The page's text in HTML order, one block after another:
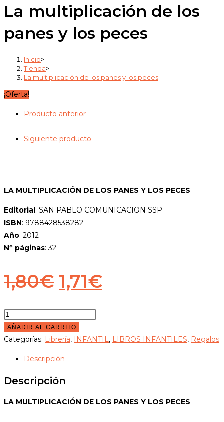
los
panes
y
los
peces
cantidad
La multiplicación de los
panes y los peces
Inicio>
Tienda>
La multiplicación de los panes y los peces
¡Oferta!
Producto anterior
Siguiente producto
LA MULTIPLICACIÓN DE LOS PANES Y LOS PECES
Editorial: SAN PABLO COMUNICACION SSP
ISBN: 9788428538282
Año: 2012
Nº páginas: 32
1,80€ El
original
era:
1,80€.
1,71€El
es:
La
multiplicación
de
panes
y
peces
AÑADIR AL CARRITO
Categorías: Librería, INFANTIL, LIBROS INFANTILES, Regalos
Descripción
Descripción
LA MULTIPLICACIÓN DE LOS PANES Y LOS PECES